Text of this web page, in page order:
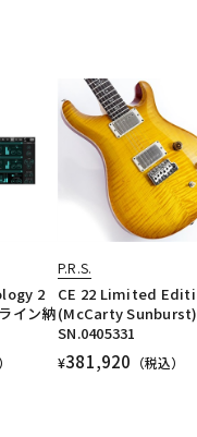
2
イン納
P.R.S.
CE 22 Limited
(McCarty Sunburst)
SN.0405331
¥381,920 （税込）